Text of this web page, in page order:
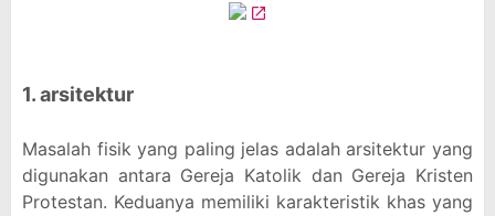
1. arsitektur
Masalah fisik yang paling jelas adalah arsitektur yang
digunakan antara Gereja Katolik dan Gereja Kristen
Protestan. Keduanya memiliki karakteristik khas yang